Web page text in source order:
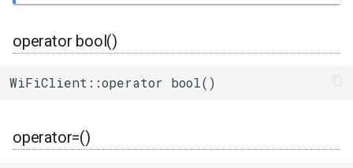
operator bool()
WiFiClient::operator bool()
operator=()